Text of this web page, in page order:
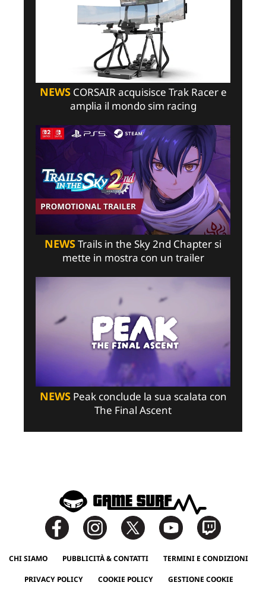
NEWSCORSAIR acquisisce Trak Racer e
amplia il mondo sim racing
NEWSTrails in the Sky 2nd Chapter si
mette in mostra con un trailer
NEWSPeak conclude la sua scalata con
The Final Ascent
CHI SIAMO PUBBLICITÀ & CONTATTI TERMINI E CONDIZIONI
PRIVACY POLICY COOKIE POLICY GESTIONE COOKIE